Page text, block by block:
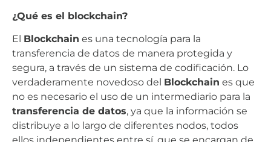
¿Qué es el blockchain?
El Blockchain es una tecnología para la
transferencia de datos de manera protegida y
segura, a través de un sistema de codificación. Lo
verdaderamente novedoso del Blockchain es que
no es necesario el uso de un intermediario para la
transferencia de datos, ya que la información se
distribuye a lo largo de diferentes nodos, todos